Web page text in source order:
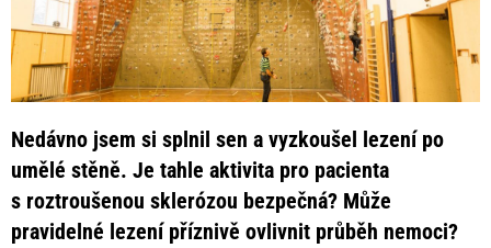
Nedávno jsem si splnil sen a vyzkoušel lezení po
umělé stěně. Je tahle aktivita pro pacienta
s roztroušenou sklerózou bezpečná? Může
pravidelné lezení příznivě ovlivnit průběh nemoci?